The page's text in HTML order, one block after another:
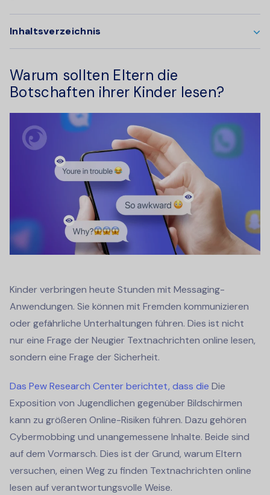
Inhaltsverzeichnis
Warum sollten Eltern die
Botschaften ihrer Kinder lesen?
Kinder verbringen heute Stunden mit Messaging-
Anwendungen. Sie können mit Fremden kommunizieren
oder gefährliche Unterhaltungen führen. Dies ist nicht
nur eine Frage der Neugier Textnachrichten online lesen,
sondern eine Frage der Sicherheit.
Das Pew Research Center berichtet, dass die Die
Exposition von Jugendlichen gegenüber Bildschirmen
kann zu größeren Online-Risiken führen. Dazu gehören
Cybermobbing und unangemessene Inhalte. Beide sind
auf dem Vormarsch. Dies ist der Grund, warum Eltern
versuchen, einen Weg zu finden Textnachrichten online
lesen auf verantwortungsvolle Weise.